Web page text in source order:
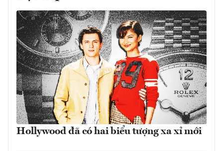
Hollywood đã có hai biểu tượng xa xỉ mới